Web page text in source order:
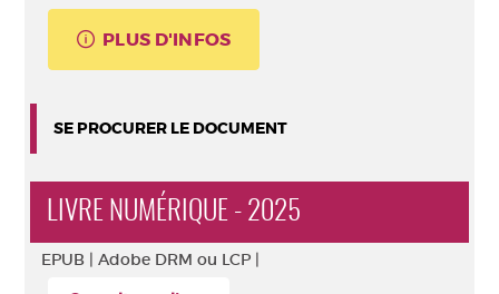
PLUS D'INFOS
SE PROCURER LE DOCUMENT
LIVRE NUMÉRIQUE - 2025
EPUB | Adobe DRM ou LCP |